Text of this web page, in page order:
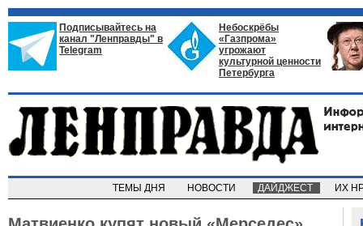
Подписывайтесь на
канал "Ленправды" в
Telegram
Небоскрёбы
«Газпрома»
угрожают
культурной ценности
Петербурга
ТЕМЫ ДНЯ НОВОСТИ ДАЙДЖЕСТ ИХ